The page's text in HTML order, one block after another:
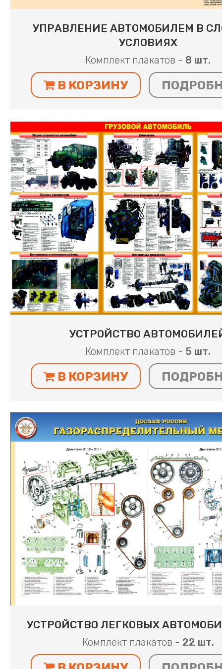
УПРАВЛЕНИЕ АВТОМОБИЛЕМ В
УСЛОВИЯХ
Комплект плакатов - 8 шт.
В КОРЗИНУ
УСТРОЙСТВО
Комплект плакатов - 5 шт.
В КОРЗИНУ
УСТРОЙСТВО ЛЕГКОВЫХ
Комплект плакатов - 22 шт.